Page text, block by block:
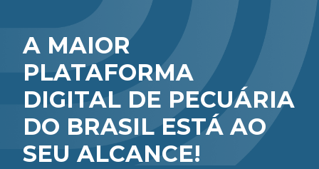
A MAIOR
PLATAFORMA
DIGITAL DE PECUÁRIA
DO BRASIL ESTÁ AO
SEU ALCANCE!